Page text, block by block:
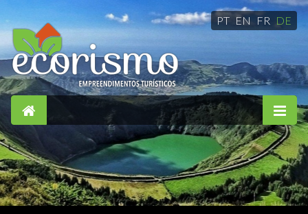
PT EN FR DE